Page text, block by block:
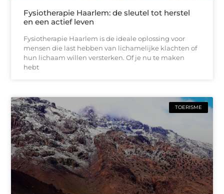
Fysiotherapie Haarlem: de sleutel tot herstel
en een actief leven
Fysiotherapie Haarlem is de ideale oplossing voor
mensen die last hebben van lichamelijke klachten of
hun lichaam willen versterken. Of je nu te maken
hebt
TOERISME